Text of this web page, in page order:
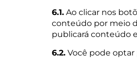
6.1. Ao clicar nos
conteúdo por meio
publicará conteúdo
6.2. Você pode